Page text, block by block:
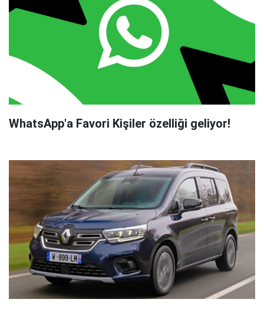
WhatsApp'a Favori Kişiler özelliği geliyor!